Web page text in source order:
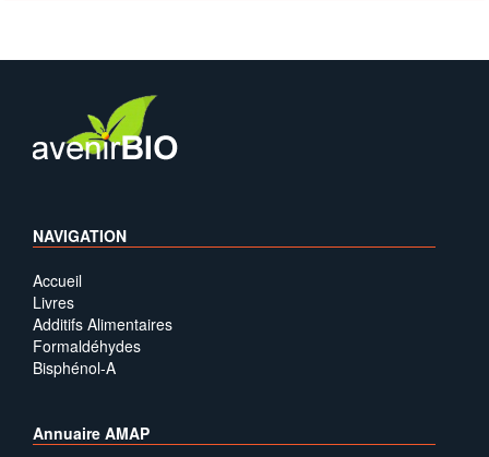
NAVIGATION
Accueil
Livres
Additifs Alimentaires
Formaldéhydes
Bisphénol-A
Annuaire AMAP